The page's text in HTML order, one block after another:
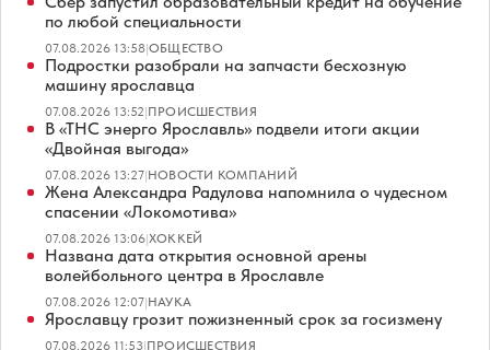
по любой специальности
07.08.2026 13:58|ОБЩЕСТВО
Подростки разобрали на запчасти бесхозную
машину ярославца
07.08.2026 13:52|ПРОИСШЕСТВИЯ
В «ТНС энерго Ярославль» подвели итоги акции
«Двойная выгода»
07.08.2026 13:27|НОВОСТИ КОМПАНИЙ
Жена Александра Радулова напомнила о чудесном
спасении «Локомотива»
07.08.2026 13:06|ХОККЕЙ
Названа дата открытия основной арены
волейбольного центра в Ярославле
07.08.2026 12:07|НАУКА
Ярославцу грозит пожизненный срок за госизмену
07.08.2026 11:53|ПРОИСШЕСТВИЯ